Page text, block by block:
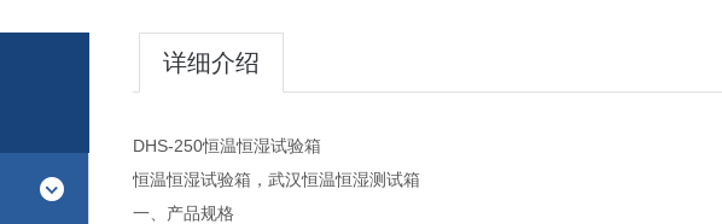
详细介绍
DHS-250恒温恒湿试验箱
恒温恒湿试验箱，武汉恒温恒湿测试箱
一、产品规格